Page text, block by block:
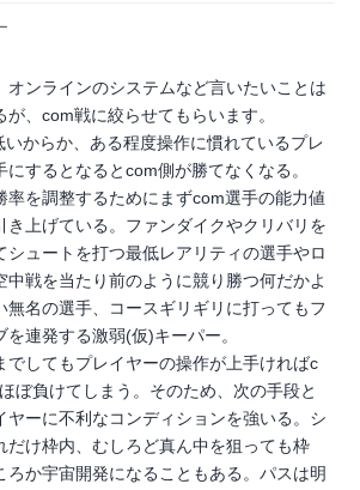
オンラインのシステムなど言いたいことは
が、com戦に絞らせてもらいます。
いからか、ある程度操作に慣れているプレ
にするとなるとcom側が勝てなくなる。
率を調整するためにまずcom選手の能力値
き上げている。ファンダイクやクリバリを
シュートを打つ最低レアリティの選手やロ
中戦を当たり前のように競り勝つ何だかよ
無名の選手、コースギリギリに打ってもフ
を連発する激弱(仮)キーパー。
でしてもプレイヤーの操作が上手ければc
ぼ負けてしまう。そのため、次の手段と
ヤーに不利なコンディションを強いる。シ
だけ枠内、むしろど真ん中を狙っても枠
ろか宇宙開発になることもある。パスは明